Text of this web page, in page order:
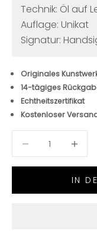
Technik: Öl auf
Auflage: Unikat
Signatur:
Originales
14-tägiges
Echtheitszertifikat
Kostenloser
IN